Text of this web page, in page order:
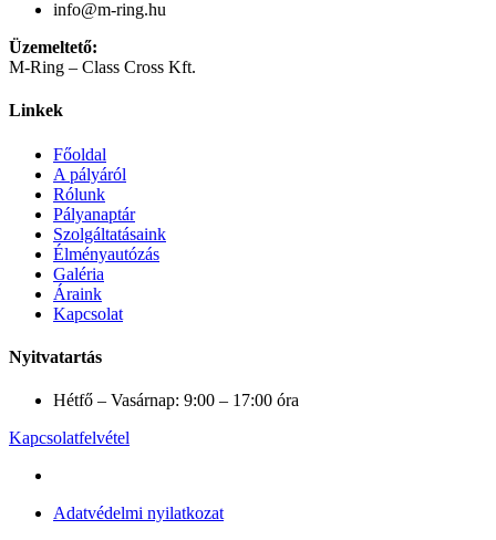
info@m-ring.hu
Üzemeltető:
M-Ring – Class Cross Kft.
Linkek
Főoldal
A pályáról
Rólunk
Pályanaptár
Szolgáltatásaink
Élményautózás
Galéria
Áraink
Kapcsolat
Nyitvatartás
Hétfő – Vasárnap: 9:00 – 17:00 óra
Kapcsolatfelvétel
Adatvédelmi nyilatkozat